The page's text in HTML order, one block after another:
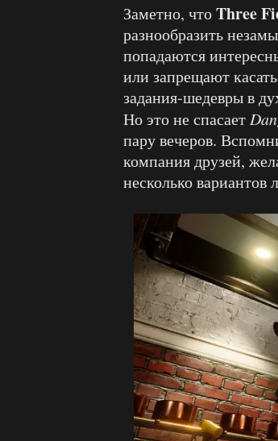
Заметно, чтоThree
разнообразить
попадаются
или запрещают
задания-шедевры в
Но это не спасает
пару вечеров.
компания друзей,
несколько вариантов